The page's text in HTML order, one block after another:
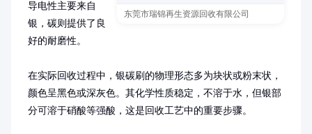
东莞市瑞锦再生资源回收有限公司
导电性主要来自
银，碳则提供了良
好的耐磨性。
在实际回收过程中，银碳刷的物理形态多为块状或粉末状，
颜色呈黑色或深灰色。其化学性质稳定，不溶于水，但银部
分可溶于硝酸等强酸，这是回收工艺中的重要步骤。